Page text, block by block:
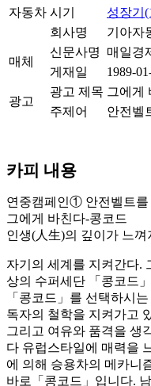
자동차 시기
성장기
회사명
기아자
매체
신문사명
매일경
게재일
1989-
광고
광고 제목 그에게
주제어
안전벨
카피 내용
연중캠페인① 안전벨트를
그에게 바친다-콩코드
인생(人生)의 깊이가 느
자기의 세계를 지켜간다.
상의 수퍼세단 「콩코드
「콩코드」를 선택하시
독자의 철학을 지켜가고
그리고 여유와 품격을 생
다 유럽스타일에 매력을
에 의해 승용차의 메카니
바로「콩코드」입니다.